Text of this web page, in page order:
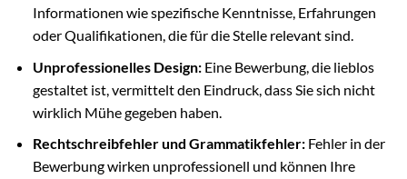
Informationen wie spezifische Kenntnisse, Erfahrungen
oder Qualifikationen, die für die Stelle relevant sind.
Unprofessionelles Design:Eine Bewerbung, die lieblos
gestaltet ist, vermittelt den Eindruck, dass Sie sich nicht
wirklich Mühe gegeben haben.
Rechtschreibfehler und Grammatikfehler:Fehler in der
Bewerbung wirken unprofessionell und können Ihre